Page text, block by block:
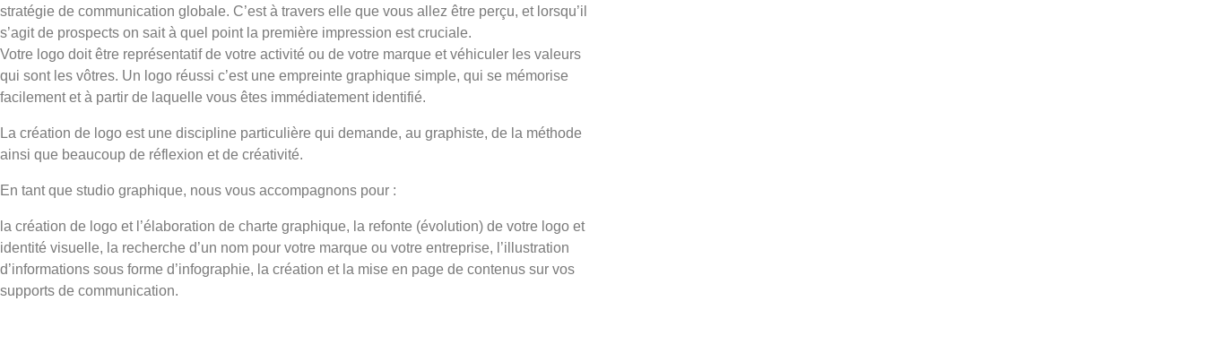
stratégie de communication globale. C’est à travers elle que vous allez être perçu, et lorsqu’il
s’agit de prospects on sait à quel point la première impression est cruciale.
Votre logo doit être représentatif de votre activité ou de votre marque et véhiculer les valeurs
qui sont les vôtres. Un logo réussi c’est une empreinte graphique simple, qui se mémorise
facilement et à partir de laquelle vous êtes immédiatement identifié.
La création de logo est une discipline particulière qui demande, au graphiste, de la méthode
ainsi que beaucoup de réflexion et de créativité.
En tant que studio graphique, nous vous accompagnons pour :
la création de logo et l’élaboration de charte graphique, la refonte (évolution) de votre logo et
identité visuelle, la recherche d’un nom pour votre marque ou votre entreprise, l’illustration
d’informations sous forme d’infographie, la création et la mise en page de contenus sur vos
supports de communication.